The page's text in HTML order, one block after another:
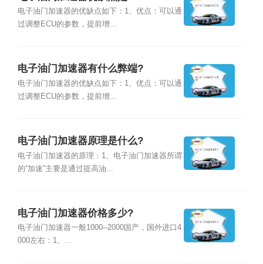
电子油门加速器的优缺点如下：1、优点：可以通
过调整ECU的参数，提前增...
电子油门加速器有什么弊端?
电子油门加速器的优缺点如下：1、优点：可以通
过调整ECU的参数，提前增...
电子油门加速器原理是什么?
电子油门加速器的原理：1、电子油门加速器所谓
的“加速”主要是通过提高油...
电子油门加速器价格多少?
电子油门加速器一般1000--2000国产，国外进口4
000左右：1、...